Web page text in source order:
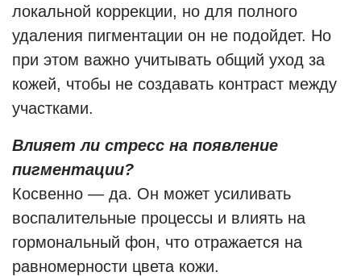
локальной коррекции, но для полного
удаления пигментации он не подойдет. Но
при этом важно учитывать общий уход за
кожей, чтобы не создавать контраст между
участками.
Влияет ли стресс на появление
пигментации?
Косвенно — да. Он может усиливать
воспалительные процессы и влиять на
гормональный фон, что отражается на
равномерности цвета кожи.